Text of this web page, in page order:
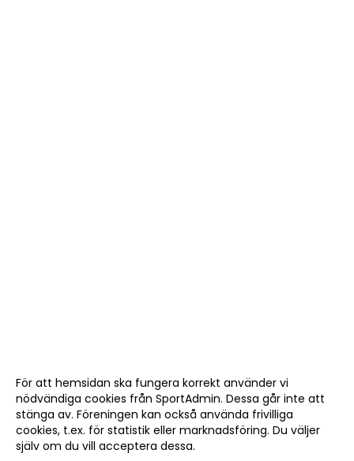
För att hemsidan ska fungera korrekt använder vi
nödvändiga cookies från SportAdmin. Dessa går inte att
stänga av. Föreningen kan också använda frivilliga
cookies, t.ex. för statistik eller marknadsföring. Du väljer
själv om du vill acceptera dessa.